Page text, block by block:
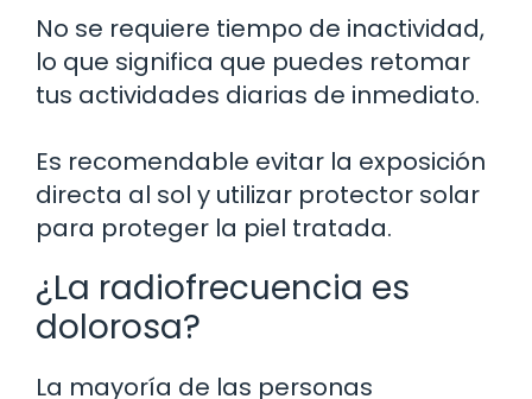
No se requiere tiempo de inactividad,
lo que significa que puedes retomar
tus actividades diarias de inmediato.
Es recomendable evitar la exposición
directa al sol y utilizar protector solar
para proteger la piel tratada.
¿La radiofrecuencia es
dolorosa?
La mayoría de las personas